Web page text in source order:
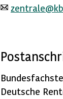
Deutsche